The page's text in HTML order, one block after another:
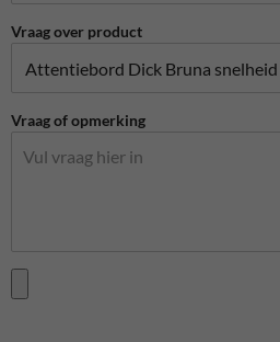
Vraag over product
Vraag of opmerking